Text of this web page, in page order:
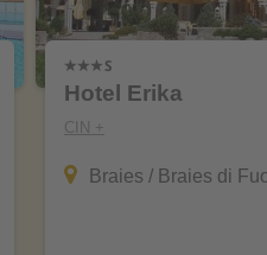
Hotel Erika
CIN +
Braies / Braies di